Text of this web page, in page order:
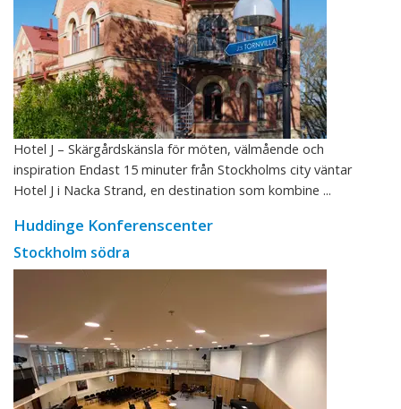
Hotel J – Skärgårdskänsla för möten, välmående och
inspiration Endast 15 minuter från Stockholms city väntar
Hotel J i Nacka Strand, en destination som kombine ...
Huddinge Konferenscenter
Stockholm södra